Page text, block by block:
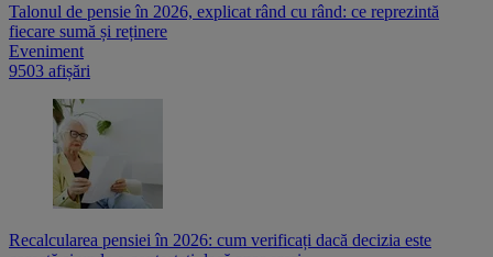
Talonul de pensie în 2026, explicat rând cu rând: ce reprezintă
fiecare sumă și reținere
Eveniment
9503 afișări
Recalcularea pensiei în 2026: cum verificați dacă decizia este